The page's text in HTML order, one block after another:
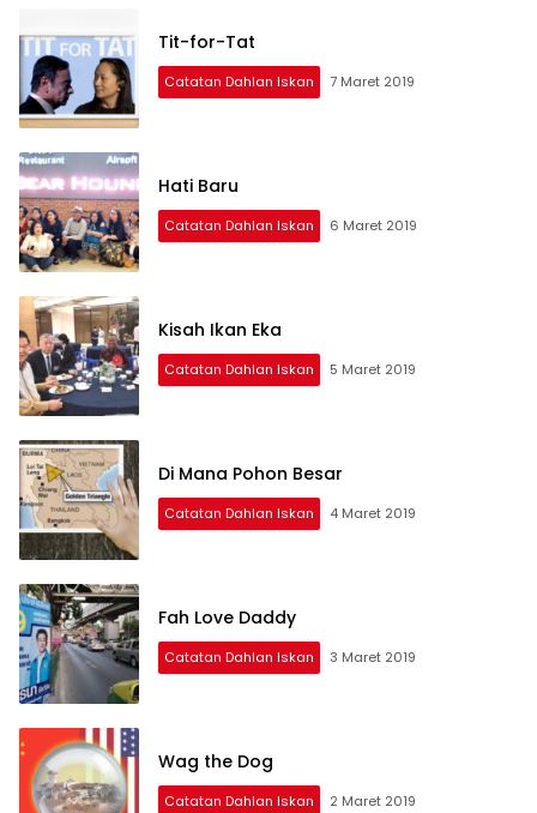
Tit-for-Tat
Catatan Dahlan Iskan 7 Maret 2019
Hati Baru
Catatan Dahlan Iskan 6 Maret 2019
Kisah Ikan Eka
Catatan Dahlan Iskan 5 Maret 2019
Di Mana Pohon Besar
Catatan Dahlan Iskan 4 Maret 2019
Fah Love Daddy
Catatan Dahlan Iskan 3 Maret 2019
Wag the Dog
Catatan Dahlan Iskan 2 Maret 2019